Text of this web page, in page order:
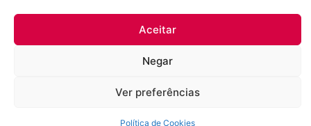
Aceitar
Negar
Ver preferências
Política de Cookies
WhatsApp: (21) 98361-1509
contato@bazardulac.com.br
12 – Rua Ubiraci, 545 / 102 – Higienópolis – Rio de Janeiro/RJ